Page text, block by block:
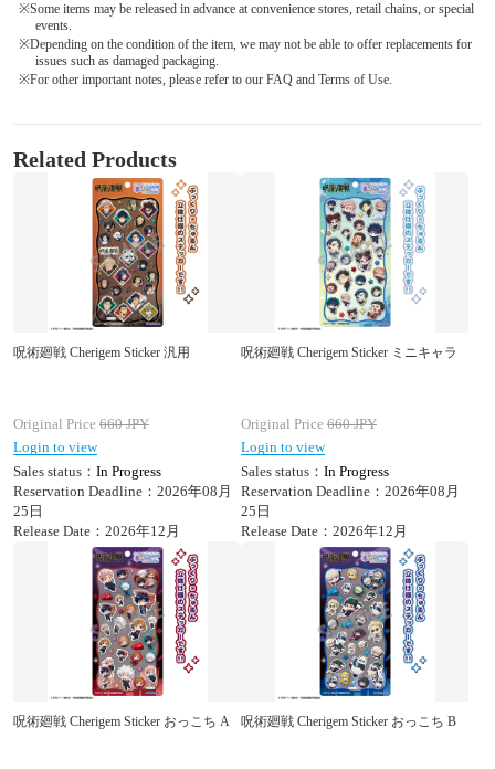
※Some items may be released in advance at convenience stores, retail chains, or special
events.
※Depending on the condition of the item, we may not be able to offer replacements for
issues such as damaged packaging.
※For other important notes, please refer to our FAQ and Terms of Use.
Related Products
呪術廻戦 Cherigem Sticker 汎用
Original Price 660JPY
Login to view
Sales status： In Progress
Reservation Deadline：2026年08月
25日
Release Date：2026年12月
呪術廻戦 Cherigem Sticker ミニキャラ
Original Price 660JPY
Login to view
Sales status： In Progress
Reservation Deadline：2026年08月
25日
Release Date：2026年12月
呪術廻戦 Cherigem Sticker おっこち A 呪術廻戦 Cherigem Sticker おっこち B